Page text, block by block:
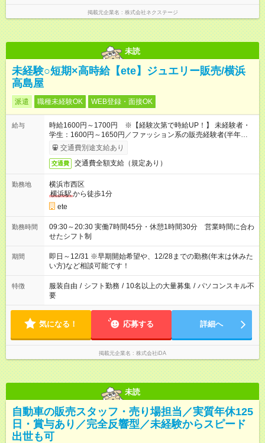
掲載元企業名 株式会社ネクステージ
未読
未経験○短期×高時給【ete】ジュエリー販売/横浜
高島屋
派遣 職種未経験OK WEB登録・面接OK
給与
時給1600円～1700円 ※【経験次第で時給UP！】 未経験者・
学生：1600円～1650円／ファッション系の販売経験者(半年以
上)：1650円～1700円
交通費別途支給あり
交通費 交通費全額支給（規定あり）
勤務地
横浜市西区
横浜駅から徒歩1分
ete
勤務時間
09:30～20:30 実働7時間45分・休憩1時間30分 営業時間に合わ
せたシフト制
期間
即日～12/31 ※早期開始希望や、12/28までの勤務(年末は休みた
い方)など相談可能です！
特徴 服装自由 / シフト勤務 / 10名以上の大量募集 / パソコンスキル不
要
気になる！ 応募する 詳細へ
掲載元企業名 株式会社iDA
未読
自動車の販売スタッフ・売り場担当／実質年休125
日・賞与あり／完全反響型／未経験からスピード
出世も可